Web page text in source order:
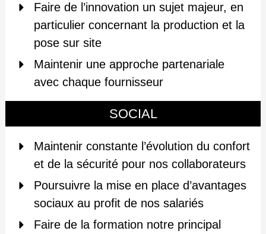
Faire de l’innovation un sujet majeur, en
particulier concernant la production et la
pose sur site
Maintenir une approche partenariale
avec chaque fournisseur
SOCIAL
Maintenir constante l’évolution du confort
et de la sécurité pour nos collaborateurs
Poursuivre la mise en place d’avantages
sociaux au profit de nos salariés
Faire de la formation notre principal